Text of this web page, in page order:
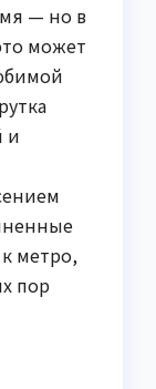
— но в
может
и
метро,
пор